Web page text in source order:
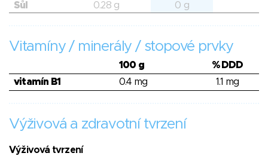
Sůl
0.28 g 0 g
Vitamíny / minerály / stopové prvky
100 g
% DDD
vitamín B1
0.4 mg 1.1 mg
Výživová a zdravotní tvrzení
Výživová tvrzení